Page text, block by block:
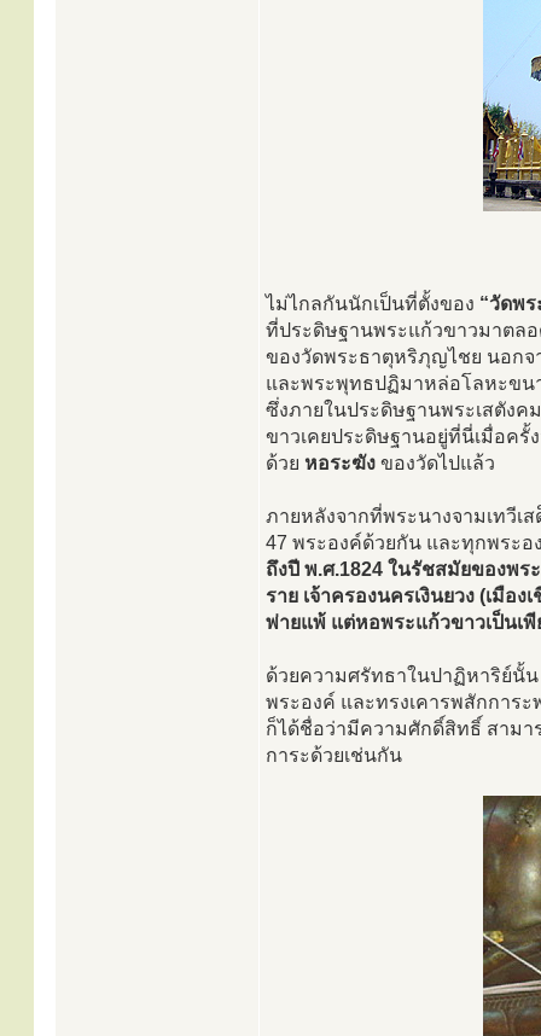
ไม่ไกลกันนักเป็นที่ตั้งของ “วัดพ
ที่ประดิษฐานพระแก้วขาวมาตลอ
ของวัดพระธาตุหริภุญไชย นอกจ
และพระพุทธปฏิมาหล่อโลหะขน
ซึ่งภายในประดิษฐานพระเสตัง
ขาวเคยประดิษฐานอยู่ที่นี่เมื่อค
ด้วย หอระฆัง ของวัดไปแล้ว
ภายหลังจากที่พระนางจามเทวี
47 พระองค์ด้วยกัน และทุกพระ
ถึงปี พ.ศ.1824 ในรัชสมัยของพ
ราย เจ้าครองนครเงินยวง (เมือ
พ่ายแพ้ แต่หอพระแก้วขาวเป็นเ
ด้วยความศรัทธาในปาฏิหาริย์นั้
พระองค์ และทรงเคารพสักการ
ก็ได้ชื่อว่ามีความศักดิ์สิทธิ์ สาม
การะด้วยเช่นกัน